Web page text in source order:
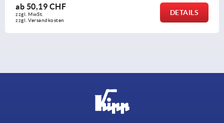
ab 50,19 CHF
zzgl. MwSt.
zzgl. Versandkosten
DETAILS